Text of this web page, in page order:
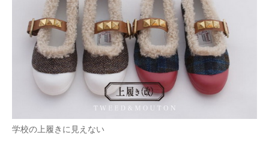
好きが集まる 比べて選べる
ビジネスと働き方のヒント
AI活用のいまが分かる
企業ITのトレンドを詳説
経営リーダーのコミュニティ
マーケ×ITの今がよく分かる
学校の上履きに見えない